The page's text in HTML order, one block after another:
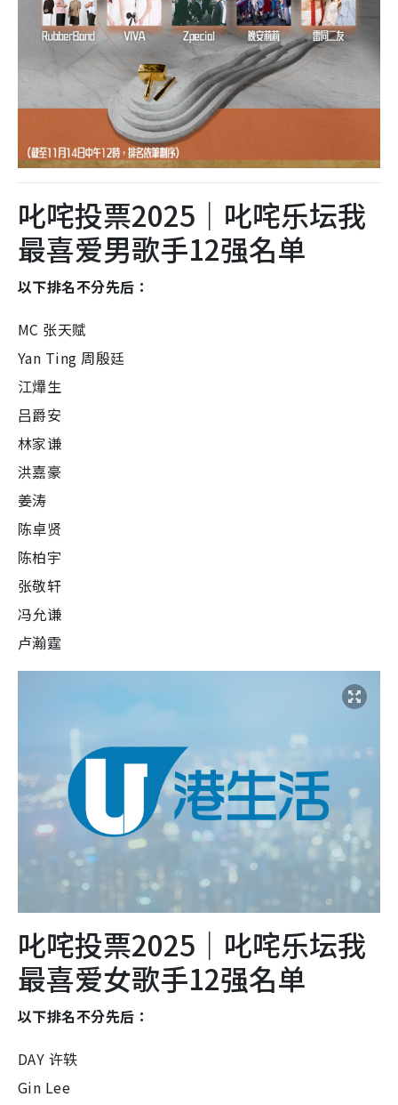
叱咤投票2025｜叱咤乐坛我
最喜爱男歌手12强名单
以下排名不分先后：
MC 张天赋
Yan Ting 周殷廷
江𤒹生
吕爵安
林家谦
洪嘉豪
姜涛
陈卓贤
陈柏宇
张敬轩
冯允谦
卢瀚霆
叱咤投票2025｜叱咤乐坛我
最喜爱女歌手12强名单
以下排名不分先后：
DAY 许轶
Gin Lee